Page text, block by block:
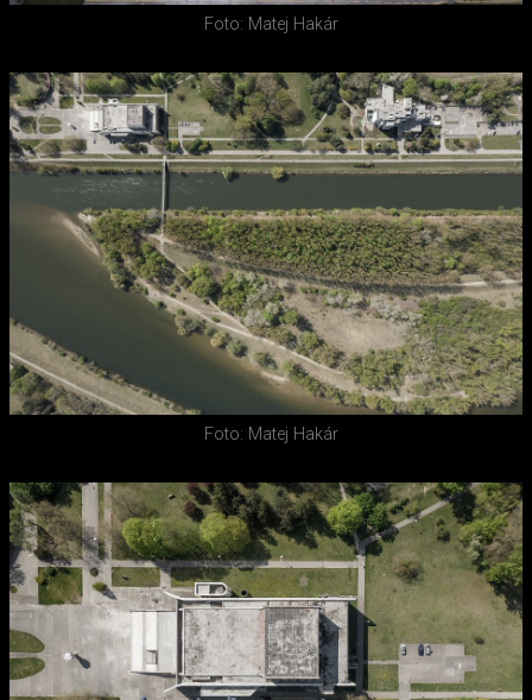
Foto: Matej Hakár
Foto: Matej Hakár